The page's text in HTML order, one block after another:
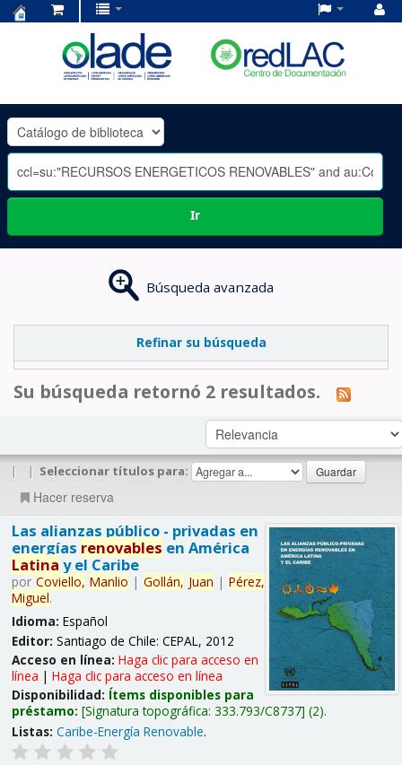
OLADE
-
Ir
Búsqueda avanzada
Refinar su búsqueda
Su búsqueda retornó 2 resultados.
| | Seleccionar títulos para:
Hacer reserva
Las alianzas público - privadas en
energías renovables en América
Latina y el Caribe
por Coviello, Manlio | Gollán, Juan | Pérez,
Miguel.
Idioma: Español
Editor: Santiago de Chile: CEPAL, 2012
Acceso en línea: Haga clic para acceso en
línea | Haga clic para acceso en línea
Disponibilidad: Ítems disponibles para
préstamo: Signatura topográfica: 333.793/C8737 (2).
Listas: Caribe-Energía Renovable.